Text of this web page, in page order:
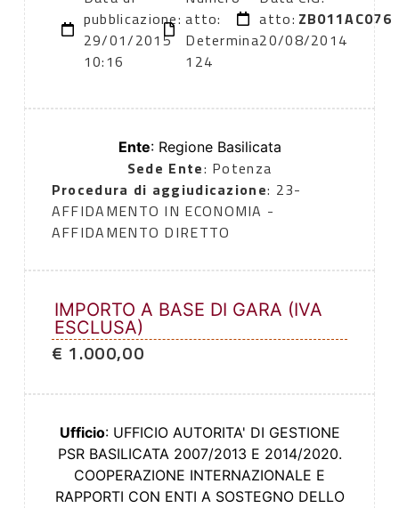
pubblicazione:
29/01/2015
10:16
atto:
Determina
124
atto:
20/08/2014
ZB011AC076
Ente: Regione Basilicata
Sede Ente: Potenza
Procedura di aggiudicazione: 23-
AFFIDAMENTO IN ECONOMIA -
AFFIDAMENTO DIRETTO
IMPORTO A BASE DI GARA (IVA
ESCLUSA)
€ 1.000,00
Ufficio: UFFICIO AUTORITA' DI GESTIONE
PSR BASILICATA 2007/2013 E 2014/2020.
COOPERAZIONE INTERNAZIONALE E
RAPPORTI CON ENTI A SOSTEGNO DELLO